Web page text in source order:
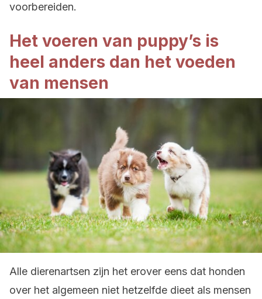
voorbereiden.
Het voeren van puppy’s is
heel anders dan het voeden
van mensen
Alle dierenartsen zijn het erover eens dat honden
over het algemeen niet hetzelfde dieet als mensen